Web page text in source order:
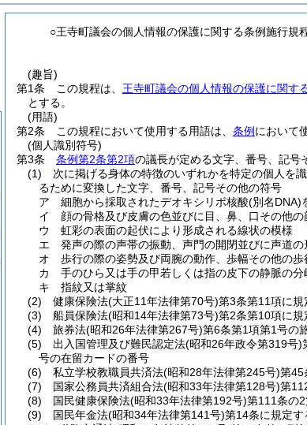
○王寺町議会の個人情報の保護に関する条例施行規
(趣旨)
第1条
この規程は、 王寺町議会の個人情報の保護に関す
とする。
(用語)
第2条
この規程において使用する用語は、 条例 において
(個人識別符号)
第3条
条例第2条第2項の議長が定める文字、番号、記号
(1)
次に掲げる身体の特徴のいずれかを特定の個人を
るために変換した文字、番号、記号その他の符号
ア
細胞から採取されたデオキシリボ核酸(別名DNA)
イ
顔の骨格及び皮膚の色並びに目、鼻、口その他
ウ
虹彩の表面の起伏により形成される線状の模様
エ
発声の際の声帯の振動、声門の開閉並びに声道
オ
歩行の際の姿勢及び両腕の動作、歩幅その他の歩
カ
手のひら又は手の甲若しくは指の皮下の静脈の
キ
指紋又は掌紋
(2)
健康保険法(大正11年法律第70号)第3条第11項に
(3)
船員保険法(昭和14年法律第73号)第2条第10項に
(4)
旅券法(昭和26年法律第267号)第6条第1項第1号の
(5)
出入国管理及び難民認定法(昭和26年政令第319号)
号の在留カードの番号
(6)
私立学校教職員共済法(昭和28年法律第245号)第45
(7)
国家公務員共済組合法(昭和33年法律第128号)第
(8)
国民健康保険法(昭和33年法律第192号)第111条の
(9)
国民年金法(昭和34年法律第141号)第14条に規定